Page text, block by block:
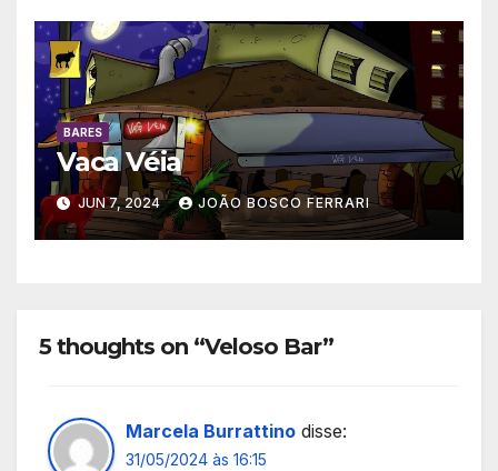
BARES
Vaca Véia
JUN 7, 2024 JOÃO BOSCO FERRARI
5 thoughts on “Veloso Bar”
Marcela Burrattino disse:
31/05/2024 às 16:15